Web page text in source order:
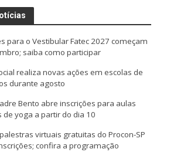
para o Vestibular Fatec 2027 começam
saiba como participar
realiza novas ações em escolas de
durante agosto
Bento abre inscrições para aulas
de yoga a partir do dia 10
virtuais gratuitas do Procon-SP
confira a programação